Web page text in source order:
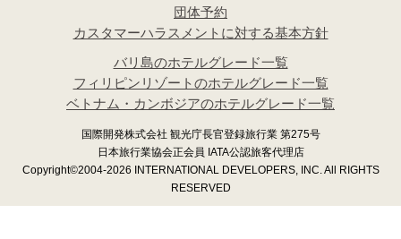
団体予約
カスタマーハラスメントに対する基本方針
バリ島のホテルグレード一覧
フィリピンリゾートのホテルグレード一覧
ベトナム・カンボジアのホテルグレード一覧
国際開発株式会社 観光庁長官登録旅行業 第275号
日本旅行業協会正会員 IATA公認旅客代理店
Copyright©2004-2026 INTERNATIONAL DEVELOPERS, INC. All RIGHTS
RESERVED